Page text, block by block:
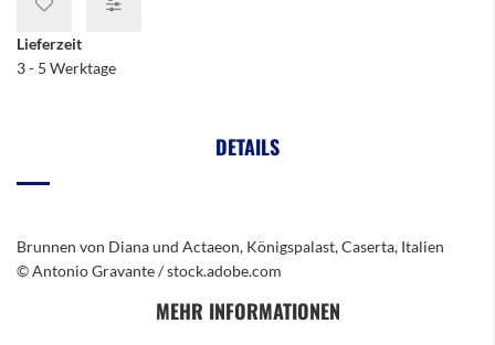
Lieferzeit
3 - 5 Werktage
DETAILS
Brunnen von Diana und Actaeon, Königspalast, Caserta, Italien
© Antonio Gravante / stock.adobe.com
MEHR INFORMATIONEN